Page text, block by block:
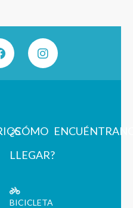
¿CÓMO
LLEGAR?
BICICLETA